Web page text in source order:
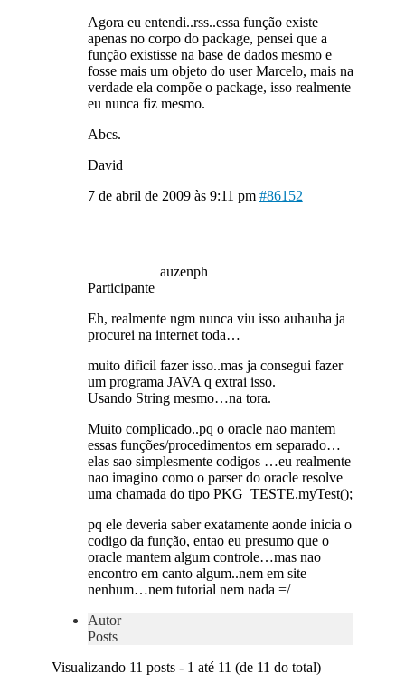
Agora eu entendi..rss..essa função existe
apenas no corpo do package, pensei que a
função existisse na base de dados mesmo e
fosse mais um objeto do user Marcelo, mais na
verdade ela compõe o package, isso realmente
eu nunca fiz mesmo.
Abcs.
David
7 de abril de 2009 às 9:11 pm #86152
auzenph
Participante
Eh, realmente ngm nunca viu isso auhauha ja
procurei na internet toda…
muito dificil fazer isso..mas ja consegui fazer
um programa JAVA q extrai isso.
Usando String mesmo…na tora.
Muito complicado..pq o oracle nao mantem
essas funções/procedimentos em separado…
elas sao simplesmente codigos …eu realmente
nao imagino como o parser do oracle resolve
uma chamada do tipo PKG_TESTE.myTest();
pq ele deveria saber exatamente aonde inicia o
codigo da função, entao eu presumo que o
oracle mantem algum controle…mas nao
encontro em canto algum..nem em site
nenhum…nem tutorial nem nada =/
Autor
Posts
Visualizando 11 posts - 1 até 11 (de 11 do total)